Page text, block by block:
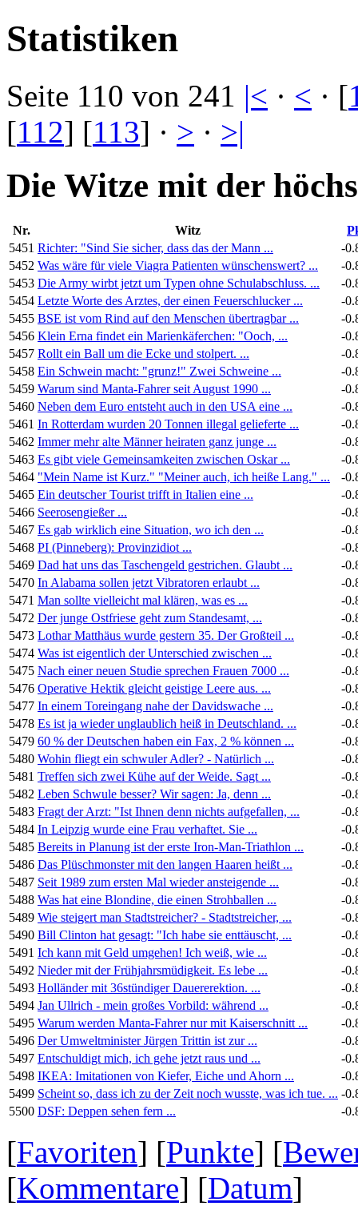
Statistiken
Seite 110 von 241 |< · < · [
[112] [113] · > · >|
Die Witze mit der
Nr. Witz
5451 Richter: "Sind Sie sicher, dass das der Mann ...
-
5452 Was wäre für viele Viagra Patienten wünschenswert? ...
-
5453 Die Army wirbt jetzt um Typen ohne Schulabschluss. ...
-
5454 Letzte Worte des Arztes, der einen Feuerschlucker ...
-
5455 BSE ist vom Rind auf den Menschen übertragbar ...
-
5456 Klein Erna findet ein Marienkäferchen: "Ooch, ...
-
5457 Rollt ein Ball um die Ecke und stolpert. ...
-
5458 Ein Schwein macht: "grunz!" Zwei Schweine ...
-
5459 Warum sind Manta-Fahrer seit August 1990 ...
-
5460 Neben dem Euro entsteht auch in den USA eine ...
-
5461 In Rotterdam wurden 20 Tonnen illegal gelieferte ...
-
5462 Immer mehr alte Männer heiraten ganz junge ...
-
5463 Es gibt viele Gemeinsamkeiten zwischen Oskar ...
-
5464 "Mein Name ist Kurz." "Meiner auch, ich heiße Lang." ...
-
5465 Ein deutscher Tourist trifft in Italien eine ...
-
5466 Seerosengießer ...
-
5467 Es gab wirklich eine Situation, wo ich den ...
-
5468 PI (Pinneberg): Provinzidiot ...
-
5469 Dad hat uns das Taschengeld gestrichen. Glaubt ...
-
5470 In Alabama sollen jetzt Vibratoren erlaubt ...
-
5471 Man sollte vielleicht mal klären, was es ...
-
5472 Der junge Ostfriese geht zum Standesamt, ...
-
5473 Lothar Matthäus wurde gestern 35. Der Großteil ...
-
5474 Was ist eigentlich der Unterschied zwischen ...
-
5475 Nach einer neuen Studie sprechen Frauen 7000 ...
-
5476 Operative Hektik gleicht geistige Leere aus. ...
-
5477 In einem Toreingang nahe der Davidswache ...
-
5478 Es ist ja wieder unglaublich heiß in Deutschland. ...
-
5479 60 % der Deutschen haben ein Fax, 2 % können ...
-
5480 Wohin fliegt ein schwuler Adler? - Natürlich ...
-
5481 Treffen sich zwei Kühe auf der Weide. Sagt ...
-
5482 Leben Schwule besser? Wir sagen: Ja, denn ...
-
5483 Fragt der Arzt: "Ist Ihnen denn nichts aufgefallen, ...
-
5484 In Leipzig wurde eine Frau verhaftet. Sie ...
-
5485 Bereits in Planung ist der erste Iron-Man-Triathlon ...
-
5486 Das Plüschmonster mit den langen Haaren heißt ...
-
5487 Seit 1989 zum ersten Mal wieder ansteigende ...
-
5488 Was hat eine Blondine, die einen Strohballen ...
-
5489 Wie steigert man Stadtstreicher? - Stadtstreicher, ...
-
5490 Bill Clinton hat gesagt: "Ich habe sie enttäuscht, ...
-
5491 Ich kann mit Geld umgehen! Ich weiß, wie ...
-
5492 Nieder mit der Frühjahrsmüdigkeit. Es lebe ...
-
5493 Holländer mit 36stündiger Dauererektion. ...
-
5494 Jan Ullrich - mein großes Vorbild: während ...
-
5495 Warum werden Manta-Fahrer nur mit Kaiserschnitt ...
-
5496 Der Umweltminister Jürgen Trittin ist zur ...
-
5497 Entschuldigt mich, ich gehe jetzt raus und ...
-
5498 IKEA: Imitationen von Kiefer, Eiche und Ahorn ...
-
5499 Scheint so, dass ich zu der Zeit noch wusste, was ich tue. ... -
5500 DSF: Deppen sehen fern ... -
[Favoriten] [Punkte] [
[Kommentare] [Datum]